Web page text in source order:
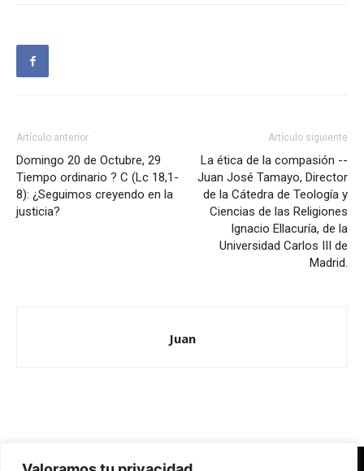
Artículo anterior
Domingo 20 de Octubre, 29
Tiempo ordinario ? C (Lc 18,1-
8): ¿Seguimos creyendo en la
justicia?
Artículo siguiente
La ética de la compasión --
Juan José Tamayo, Director
de la Cátedra de Teología y
Ciencias de las Religiones
Ignacio Ellacuría, de la
Universidad Carlos III de
Madrid.
Juan